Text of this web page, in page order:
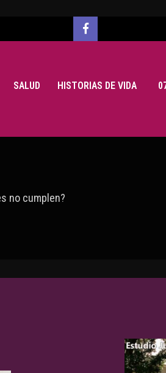
SALUD HISTORIAS DE VIDA
no cumplen?